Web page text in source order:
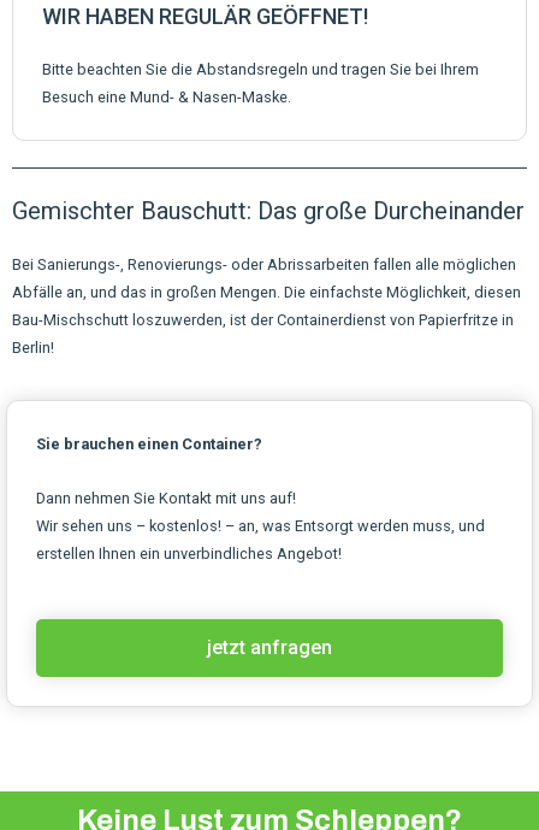
WIR HABEN REGULÄR GEÖFFNET!
Bitte beachten Sie die Abstandsregeln und tragen Sie bei Ihrem
Besuch eine Mund- & Nasen-Maske.
Gemischter Bauschutt: Das große Durcheinander
Bei Sanierungs-, Renovierungs- oder Abrissarbeiten fallen alle möglichen
Abfälle an, und das in großen Mengen. Die einfachste Möglichkeit, diesen
Bau-Mischschutt loszuwerden, ist der Containerdienst von Papierfritze in
Berlin!
Sie brauchen einen Container?
Dann nehmen Sie Kontakt mit uns auf!
Wir sehen uns – kostenlos! – an, was Entsorgt werden muss, und
erstellen Ihnen ein unverbindliches Angebot!
jetzt anfragen
Keine Lust zum Schleppen?